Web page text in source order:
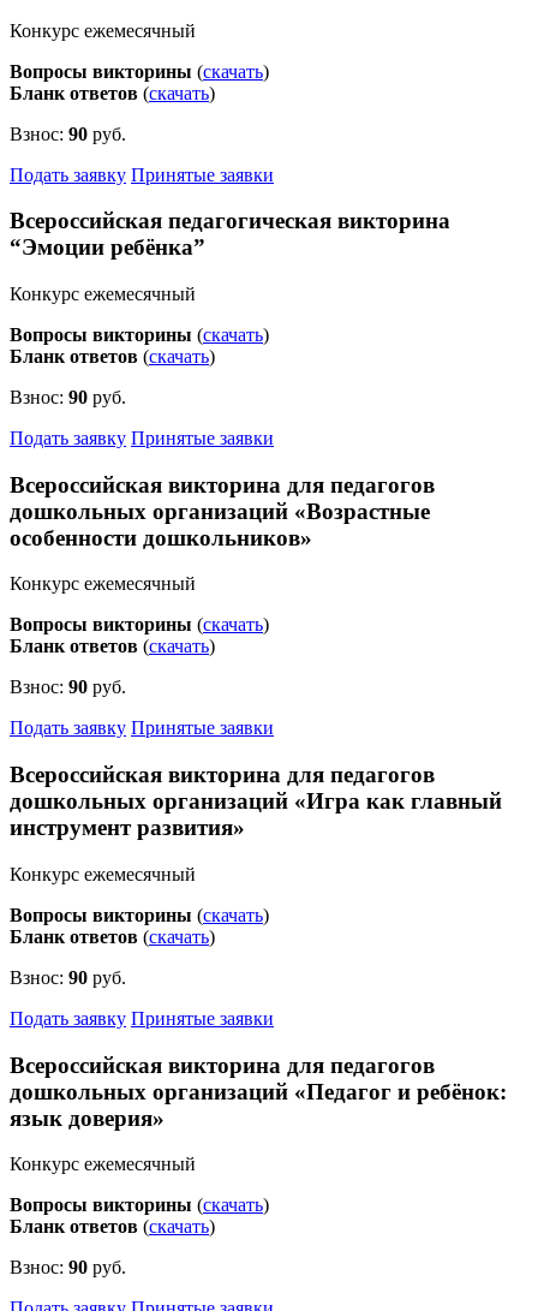
Конкурс ежемесячный
Вопросы викторины (скачать)
Бланк ответов (скачать)
Взнос: 90 руб.
Подать заявку Принятые заявки
Всероссийская педагогическая викторина
“Эмоции ребёнка”
Конкурс ежемесячный
Вопросы викторины (скачать)
Бланк ответов (скачать)
Взнос: 90 руб.
Подать заявку Принятые заявки
Всероссийская викторина для педагогов
дошкольных организаций «Возрастные
особенности дошкольников»
Конкурс ежемесячный
Вопросы викторины (скачать)
Бланк ответов (скачать)
Взнос: 90 руб.
Подать заявку Принятые заявки
Всероссийская викторина для педагогов
дошкольных организаций «Игра как главный
инструмент развития»
Конкурс ежемесячный
Вопросы викторины (скачать)
Бланк ответов (скачать)
Взнос: 90 руб.
Подать заявку Принятые заявки
Всероссийская викторина для педагогов
дошкольных организаций «Педагог и ребёнок:
язык доверия»
Конкурс ежемесячный
Вопросы викторины (скачать)
Бланк ответов (скачать)
Взнос: 90 руб.